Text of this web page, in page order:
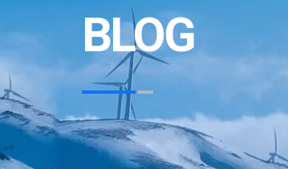
BLOG